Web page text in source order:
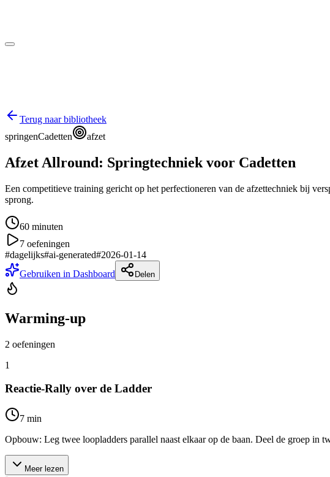
Terug naar bibliotheek
springenCadetten afzet
Afzet Allround: Springtechniek voor Cadetten
Een competitieve training gericht op het perfectioneren van de afzettechniek bij
sprong.
60 minuten
7 oefeningen
#dagelijks#ai-generated#2026-01-14
Gebruiken in Dashboard
Delen
Warming-up
2 oefeningen
1
Reactie-Rally over de Ladder
7 min
Opbouw: Leg twee loopladders parallel naast elkaar op de baan. Deel de groep in
Meer lezen